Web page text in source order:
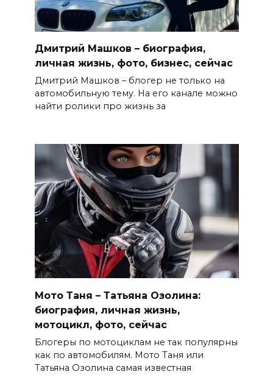
Дмитрий Машков – биография,
личная жизнь, фото, бизнес, сейчас
Дмитрий Машков – блогер не только на
автомобильную тему. На его канале можно
найти ролики про жизнь за
Мото Таня – Татьяна Озолина:
биография, личная жизнь,
мотоцикл, фото, сейчас
Блогеры по мотоциклам не так популярны
как по автомобилям. Мото Таня или
Татьяна Озолина самая известная